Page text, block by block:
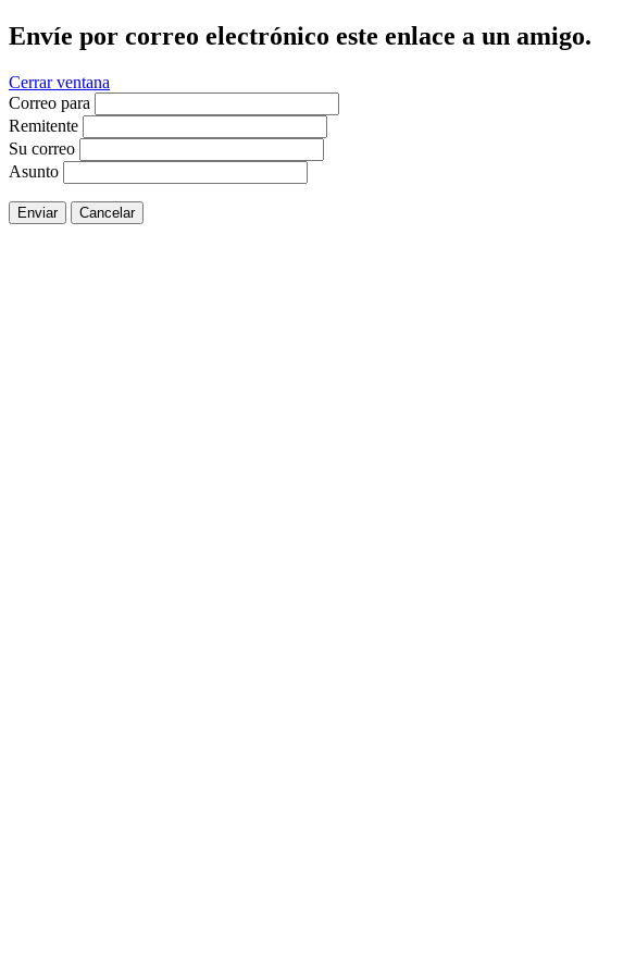
Envíe por correo electrónico este enlace a un amigo.
Cerrar ventana
Correo para
Remitente
Su correo
Asunto
Enviar Cancelar